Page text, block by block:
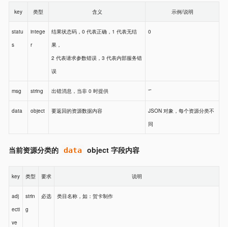
key 类型 含义 示例/说明
statu
s
intege
r
结果状态码，0 代表正确，1 代表无结
果，
2 代表请求参数错误，3 代表内部服务错
误
0
msg string 出错消息，当非 0 时提供 “”
data object 要返回的资源数据内容
JSON 对象，每个资源分类不
同
当前资源分类的 data object 字段内容
key 类型 要求 说明
adj
ecti
ve
strin
g
必选 类目名称，如：贺卡制作